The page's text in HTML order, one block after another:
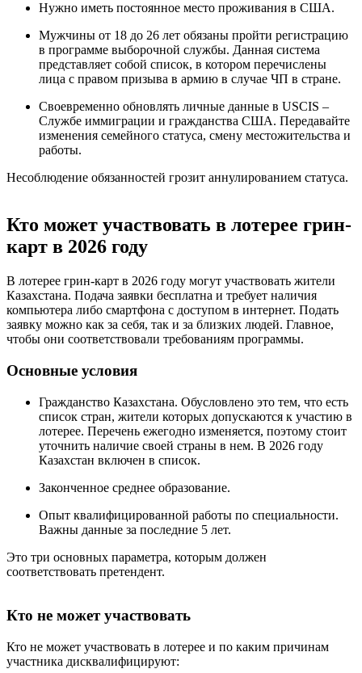
Нужно иметь постоянное место проживания в США.
Мужчины от 18 до 26 лет обязаны пройти регистрацию
в программе выборочной службы. Данная система
представляет собой список, в котором перечислены
лица с правом призыва в армию в случае ЧП в стране.
Своевременно обновлять личные данные в USCIS –
Службе иммиграции и гражданства США. Передавайте
изменения семейного статуса, смену местожительства и
работы.
Несоблюдение обязанностей грозит аннулированием статуса.
Кто может участвовать в лотерее грин-
карт в 2026 году
В лотерее грин-карт в 2026 году могут участвовать жители
Казахстана. Подача заявки бесплатна и требует наличия
компьютера либо смартфона с доступом в интернет. Подать
заявку можно как за себя, так и за близких людей. Главное,
чтобы они соответствовали требованиям программы.
Основные условия
Гражданство Казахстана. Обусловлено это тем, что есть
список стран, жители которых допускаются к участию в
лотерее. Перечень ежегодно изменяется, поэтому стоит
уточнить наличие своей страны в нем. В 2026 году
Казахстан включен в список.
Законченное среднее образование.
Опыт квалифицированной работы по специальности.
Важны данные за последние 5 лет.
Это три основных параметра, которым должен
соответствовать претендент.
Кто не может участвовать
Кто не может участвовать в лотерее и по каким причинам
участника дисквалифицируют: